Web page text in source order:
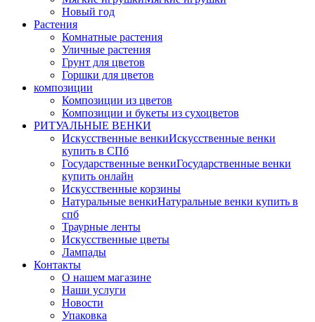
Новый год
Растения
Комнатные растения
Уличные растения
Грунт для цветов
Горшки для цветов
композиции
Композиции из цветов
Композиции и букеты из сухоцветов
РИТУАЛЬНЫЕ ВЕНКИ
Искусственные венкиИскусственные венки
купить в СПб
Государственные венкиГосударственные венки
купить онлайн
Искусственные корзины
Натуральные венкиНатуральные венки купить в
спб
Траурные ленты
Искусственные цветы
Лампады
Контакты
О нашем магазине
Наши услуги
Новости
Упаковка